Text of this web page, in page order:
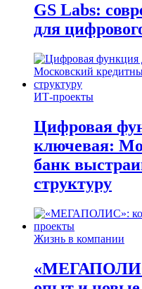
GS Labs:
для
ИТ-проекты
Цифровая
ключевая:
банк
структуру
Жизнь в компании